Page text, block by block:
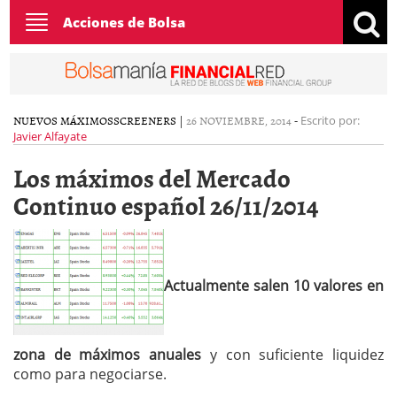
Toggle
navigation
Acciones de Bolsa
NUEVOS MÁXIMOSSCREENERS | 26 NOVIEMBRE, 2014- Escrito por:
Javier Alfayate
Los máximos del Mercado
Continuo español 26/11/2014
Actualmente salen 10 valores en
zona de máximos anuales y con suficiente liquidez
como para negociarse.